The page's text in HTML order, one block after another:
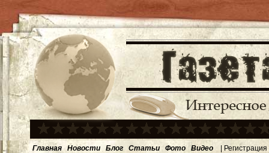
Главная Новости Блог Статьи Фото Видео | Регистрация